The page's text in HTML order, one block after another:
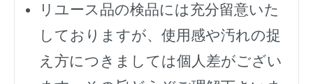
リユース品の検品には充分留意いた
しておりますが、使用感や汚れの捉
え方につきましては個人差がござい